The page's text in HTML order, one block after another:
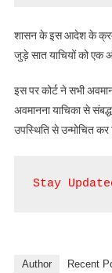
शासन के इस आदेश के क्रम में
जुड़े सात याचियों को एक
इस पर कोर्ट ने सभी
अवमानना याचिका से
उपस्थिति से उन्मोचित कर
Stay
Author Recent